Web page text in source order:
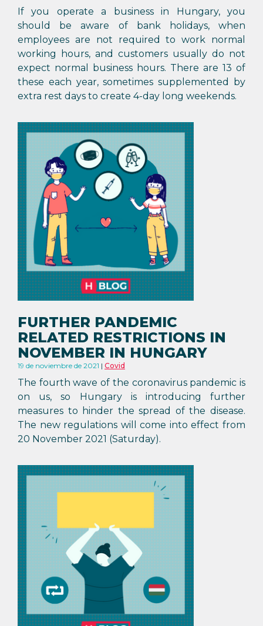
If you operate a business in Hungary, you
should be aware of bank holidays, when
employees are not required to work normal
working hours, and customers usually do not
expect normal business hours. There are 13 of
these each year, sometimes supplemented by
extra rest days to create 4-day long weekends.
FURTHER PANDEMIC
RELATED RESTRICTIONS IN
NOVEMBER IN HUNGARY
19 de noviembre de 2021 Covid
The fourth wave of the coronavirus pandemic is
on us, so Hungary is introducing further
measures to hinder the spread of the disease.
The new regulations will come into effect from
20 November 2021 (Saturday).